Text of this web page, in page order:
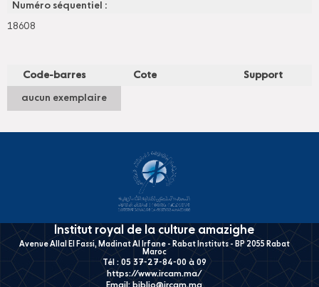
Numéro séquentiel :
18608
Code-barres Cote Support
aucun exemplaire
Institut royal de la culture amazighe
Avenue Allal El Fassi, Madinat Al Irfane - Rabat Instituts - BP 2055 Rabat
Maroc
Tél : 05 37-27-84-00 à 09
https://www.ircam.ma/